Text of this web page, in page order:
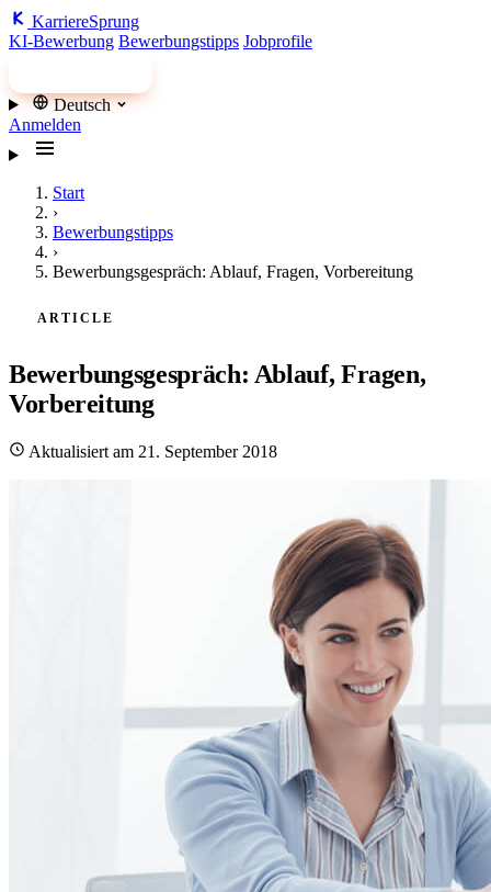
KarriereSprung
KI-Bewerbung Bewerbungstipps Jobprofile
Deutsch
Anmelden
Start
›
Bewerbungstipps
›
Bewerbungsgespräch: Ablauf, Fragen, Vorbereitung
ARTICLE
Bewerbungsgespräch: Ablauf, Fragen,
Vorbereitung
Aktualisiert am 21. September 2018